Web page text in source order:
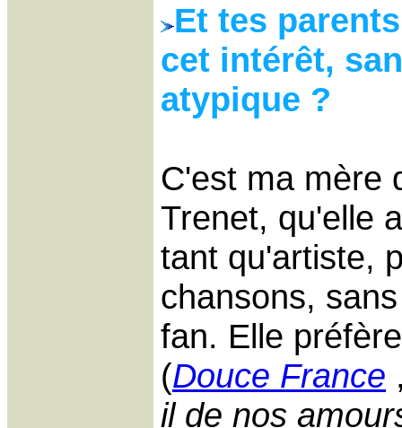
Et tes
cet intérêt,
atypique ?
C'est ma mère
Trenet, qu'elle
tant qu'artiste,
chansons,
fan. Elle
(Douce France
il de nos